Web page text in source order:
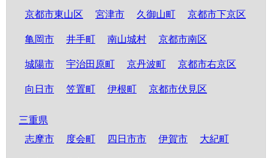
京都市東山区 宮津市 久御山町 京都市下京区
亀岡市 井手町 南山城村 京都市南区
城陽市 宇治田原町 京丹波町 京都市右京区
向日市 笠置町 伊根町 京都市伏見区
三重県
志摩市
度会町 四日市市 伊賀市 大紀町